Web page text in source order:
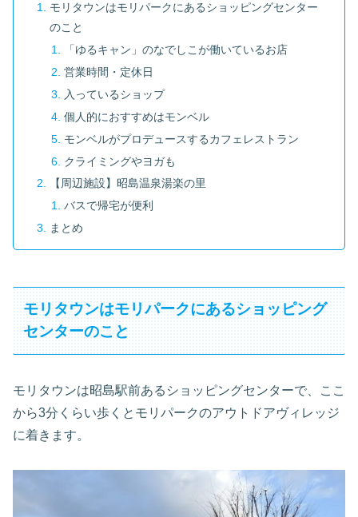
モリタウンはモリパークにあるショッピングセンター
のこと
「ゆるキャン」のなでしこが働いているお店
営業時間・定休日
入っているショップ
個人的におすすめはモンベル
モンベルがプロデュースするカフェレストラン
クライミングやヨガも
【周辺施設】昭島温泉湯楽の里
バスで帰宅が便利
まとめ
モリタウンはモリパークにあるショッピング
センターのこと
モリタウンは昭島駅前あるショッピングセンターで、ここ
から3分くらい歩くとモリパークのアウトドアヴィレッジ
に着きます。